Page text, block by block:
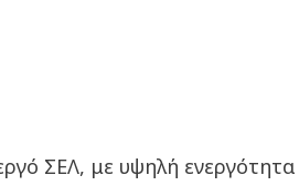
ΣΕΛ, με υψηλή